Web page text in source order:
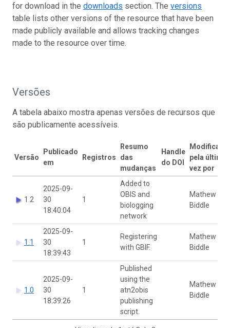
for download in the downloads section. The versions
table lists other versions of the resource that have been
made publicly available and allows tracking changes
made to the resource over time.
Versões
A tabela abaixo mostra apenas versões de recursos que
são publicamente acessíveis.
Versão
Publicado
em
Registros
Resumo
das
mudanças
Handle
do DOI
Modificado
pela última
vez por
1.2
2025-09-
30
18:40:04
1
Added to
OBIS and
biologging
network
Mathew
Biddle
1.1
2025-09-
30
18:39:43
1
Registering
with GBIF.
Mathew
Biddle
1.0
2025-09-
30
18:39:26
1
Published
using the
atn2obis
publishing
script.
Mathew
Biddle